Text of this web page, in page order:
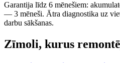
Garantija līdz 6 mēnešiem:
— 3 mēneši. Ātra diagnostika uz
darbu sākšanas.
Zīmoli, kurus